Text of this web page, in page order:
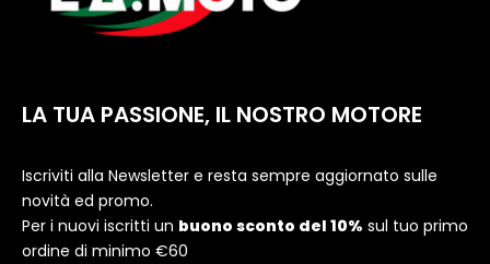
LA TUA PASSIONE, IL NOSTRO MOTORE
Iscriviti alla Newsletter e resta sempre aggiornato sulle
novità ed promo.
Per i nuovi iscritti un buono sconto del 10% sul tuo primo
ordine di minimo €60